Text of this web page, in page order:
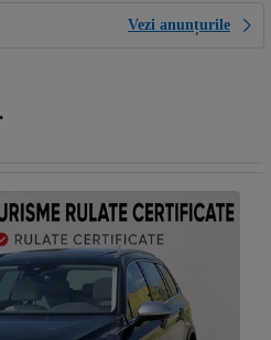
Vezi anunțurile